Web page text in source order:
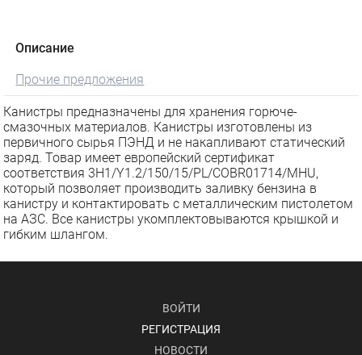
Описание
Прочие предложения
Канистры предназначены для хранения горюче-
смазочных материалов. Канистры изготовлены из
первичного сырья ПЭНД и не накапливают статический
заряд. Товар имеет европейский сертификат
соответствия 3H1/Y1.2/150/15/PL/COBR01714/MHU,
который позволяет производить заливку бензина в
канистру и контактировать с металлическим пистолетом
на АЗС. Все канистры укомплектовываются крышкой и
гибким шлангом.
ВОЙТИ
РЕГИСТРАЦИЯ
НОВОСТИ